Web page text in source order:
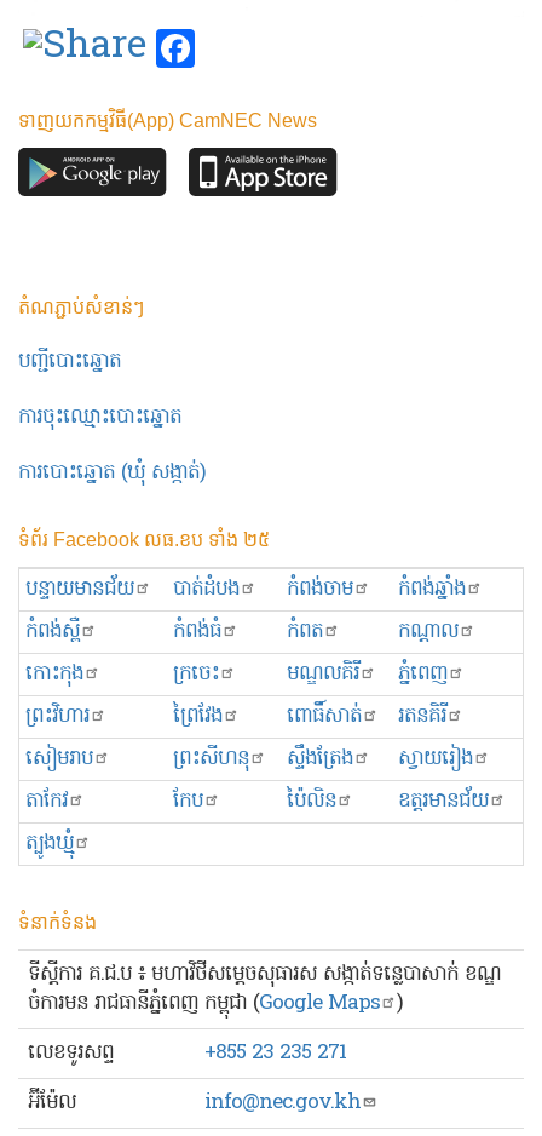
ទាញយកកម្មវិធី(App) CamNEC News
តំណភ្ជាប់សំខាន់ៗ
បញ្ជីបោះឆ្នោត
ការចុះឈ្មោះបោះឆ្នោត
ការបោះឆ្នោត (ឃុំ សង្កាត់)
ទំព័រ Facebook លធ.ខប ទាំង ២៥
បន្ទាយមានជ័យ បាត់ដំបង កំពង់ចាម
កំពង់ឆ្នាំង
កំពង់ស្ពឺ
កំពង់ធំ កំពត
កណ្ដាល
កោះកុង
ក្រចេះ មណ្ឌលគិរី
ភ្នំពេញ
ព្រះ​វិហារ
ព្រៃវែង ពោធិ៍សាត់
រតនគិរី
សៀមរាប
ព្រះសីហនុ ស្ទឹងត្រែង
ស្វាយរៀង
តាកែវ
កែប ប៉ៃលិន
ឧត្ដរមានជ័យ
ត្បូងឃ្មុំ
ទំនាក់ទំនង
ទីស្ដីការ គ.ជ.ប ៖ មហាវិថីសម្ដេចសុធារស សង្កាត់ទន្លេបាសាក់ ខណ្ឌ
ចំការមន រាជធានីភ្នំពេញ កម្ពុជា (Google Maps )
លេខ​ទូរសព្ទ
+855 23 235 271
អ៊ីម៉ែល
info@nec.gov.kh